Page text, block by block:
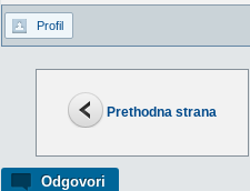
Prethodna strana
Odgovori
Profil